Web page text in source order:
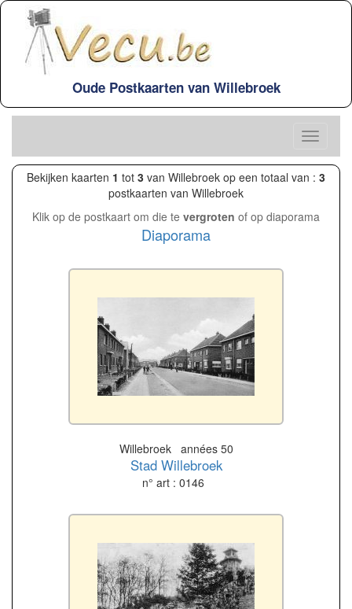
Oude Postkaarten van Willebroek
Bekijken kaarten 1 tot 3 van Willebroek op een totaal van : 3
postkaarten van Willebroek
Klik op de postkaart om die te vergroten of op diaporama
Diaporama
Willebroek années 50
Stad Willebroek
n° art : 0146